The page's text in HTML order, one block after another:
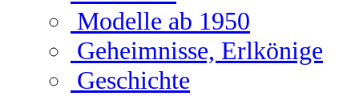
Modelle ab 1950
Geheimnisse, Erlkönige
Geschichte